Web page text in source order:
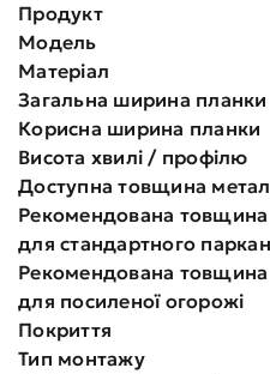
Продукт
Модель
Матеріал
Загальна ширина планки
Корисна ширина планки
Висота хвилі / профілю
Доступна товщина
Рекомендована товщина
для стандартного
Рекомендована товщина
для посиленої огорожі
Покриття
Тип монтажу